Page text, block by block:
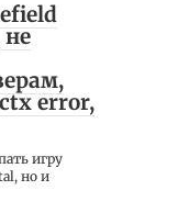
не
error,
игру
но и